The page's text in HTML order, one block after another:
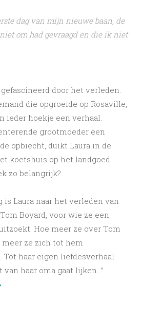
dag van mijn nieuwe baan, de
om had gevraagd en die ik niet
door het verleden.
die opgroeide op Rosaville,
ieder hoekje een verhaal.
grootmoeder een
opbiecht, duikt Laura in de
koetshuis op het landgoed.
zo belangrijk?
Laura naar het verleden van
Boyard, voor wie ze een
Hoe meer ze over Tom
ze zich tot hem
Tot haar eigen liefdesverhaal
haar oma gaat lijken…”